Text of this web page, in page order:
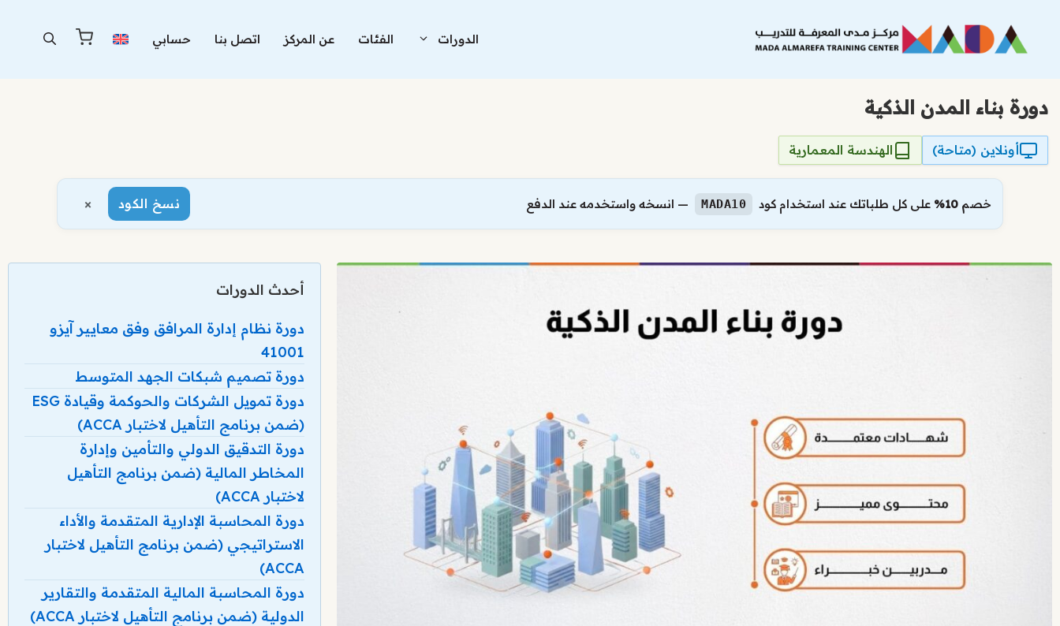
المحتوى
الدورات الفئات عن المركز اتصل بنا حسابي
دورة بناء المدن الذكية
أونلاين (متاحة) الهندسة المعمارية
خصم 10% على كل طلباتك عند استخدام كود MADA10 — انسخه واستخدمه عند الدفع نسخ الكود ×
أحدث الدورات
دورة نظام إدارة المرافق وفق معايير آيزو
41001
دورة تصميم شبكات الجهد المتوسط
دورة تمويل الشركات والحوكمة وقيادة ESG
(ضمن برنامج التأهيل لاختبار ACCA)
دورة التدقيق الدولي والتأمين وإدارة
المخاطر المالية (ضمن برنامج التأهيل
لاختبار ACCA)
دورة المحاسبة الإدارية المتقدمة والأداء
الاستراتيجي (ضمن برنامج التأهيل لاختبار
ACCA)
دورة المحاسبة المالية المتقدمة والتقارير
الدولية (ضمن برنامج التأهيل لاختبار ACCA)